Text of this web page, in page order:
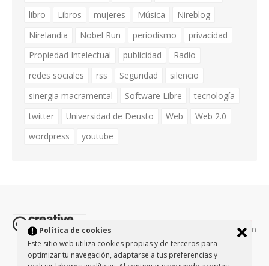
Política de cookies
Este sitio web utiliza cookies propias y de terceros para
optimizar tu navegación, adaptarse a tus preferencias y
libro
Libros mujeres Música
Nireblog
Nirelandia
Nobel Run periodismo
privacidad
Propiedad Intelectual
publicidad
Radio
redes sociales
rss Seguridad
silencio
sinergia macramental
Software Libre
tecnología
twitter
Universidad de Deusto Web
Web 2.0
wordpress
youtube
Todos los contenidos de esta página están
protegidos por la licencia Creative Commons Attribution-
NonCommercial-ShareAlike 3.0. / Política de privacidad